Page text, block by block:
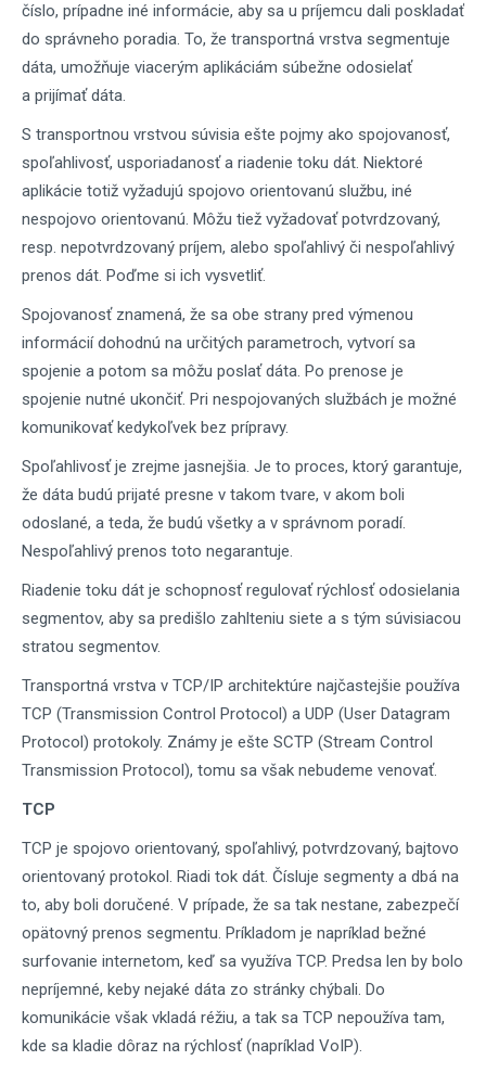
číslo, prípadne iné informácie, aby sa u príjemcu dali poskladať
do správneho poradia. To, že transportná vrstva segmentuje
dáta, umožňuje viacerým aplikáciám súbežne odosielať
a prijímať dáta.
S transportnou vrstvou súvisia ešte pojmy ako spojovanosť,
spoľahlivosť, usporiadanosť a riadenie toku dát. Niektoré
aplikácie totiž vyžadujú spojovo orientovanú službu, iné
nespojovo orientovanú. Môžu tiež vyžadovať potvrdzovaný,
resp. nepotvrdzovaný príjem, alebo spoľahlivý či nespoľahlivý
prenos dát. Poďme si ich vysvetliť.
Spojovanosť znamená, že sa obe strany pred výmenou
informácií dohodnú na určitých parametroch, vytvorí sa
spojenie a potom sa môžu poslať dáta. Po prenose je
spojenie nutné ukončiť. Pri nespojovaných službách je možné
komunikovať kedykoľvek bez prípravy.
Spoľahlivosť je zrejme jasnejšia. Je to proces, ktorý garantuje,
že dáta budú prijaté presne v takom tvare, v akom boli
odoslané, a teda, že budú všetky a v správnom poradí.
Nespoľahlivý prenos toto negarantuje.
Riadenie toku dát je schopnosť regulovať rýchlosť odosielania
segmentov, aby sa predišlo zahlteniu siete a s tým súvisiacou
stratou segmentov.
Transportná vrstva v TCP/IP architektúre najčastejšie používa
TCP (Transmission Control Protocol) a UDP (User Datagram
Protocol) protokoly. Známy je ešte SCTP (Stream Control
Transmission Protocol), tomu sa však nebudeme venovať.
TCP
TCP je spojovo orientovaný, spoľahlivý, potvrdzovaný, bajtovo
orientovaný protokol. Riadi tok dát. Čísluje segmenty a dbá na
to, aby boli doručené. V prípade, že sa tak nestane, zabezpečí
opätovný prenos segmentu. Príkladom je napríklad bežné
surfovanie internetom, keď sa využíva TCP. Predsa len by bolo
nepríjemné, keby nejaké dáta zo stránky chýbali. Do
komunikácie však vkladá réžiu, a tak sa TCP nepoužíva tam,
kde sa kladie dôraz na rýchlosť (napríklad VoIP).